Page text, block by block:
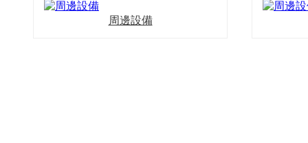
周邊設備